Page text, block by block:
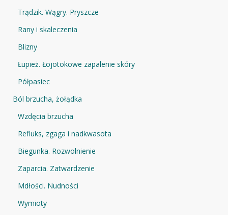
Trądzik. Wągry. Pryszcze
Rany i skaleczenia
Blizny
Łupież. Łojotokowe zapalenie skóry
Półpasiec
Ból brzucha, żołądka
Wzdęcia brzucha
Refluks, zgaga i nadkwasota
Biegunka. Rozwolnienie
Zaparcia. Zatwardzenie
Mdłości. Nudności
Wymioty